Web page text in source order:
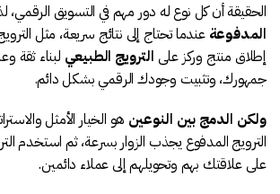
الحقيقة أن كل نوع له دور مهم في التسويق الرقمي،
المدفوعة عندما تحتاج إلى نتائج سريعة، مثل
إطلاق منتج وركز على الترويج الطبيعي لبناء ثقة
جمهورك، وتثبيت وجودك الرقمي بشكل دائم.
ولكن الدمج بين النوعين هو الخيار الأمثل
الترويج المدفوع يجذب الزوار بسرعة، ثم استخدم
على علاقتك بهم وتحويلهم إلى عملاء دائمين.